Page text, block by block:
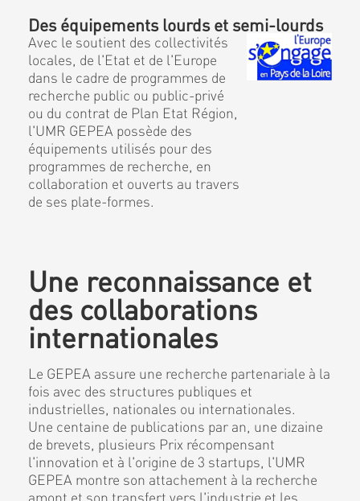
Des équipements lourds et semi-lourds
Avec le soutient des collectivités
locales, de l'Etat et de l'Europe
dans le cadre de programmes de
recherche public ou public-privé
ou du contrat de Plan Etat Région,
l'UMR GEPEA possède des
équipements utilisés pour des
programmes de recherche, en
collaboration et ouverts au travers
de ses plate-formes.
Une reconnaissance et
des collaborations
internationales
Le GEPEA assure une recherche partenariale à la
fois avec des structures publiques et
industrielles, nationales ou internationales.
Une centaine de publications par an, une dizaine
de brevets, plusieurs Prix récompensant
l'innovation et à l'origine de 3 startups, l'UMR
GEPEA montre son attachement à la recherche
amont et son transfert vers l'industrie et les